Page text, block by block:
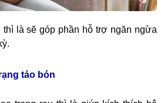
thì là sẽ góp phần hỗ trợ ngăn ngừa
táo bón